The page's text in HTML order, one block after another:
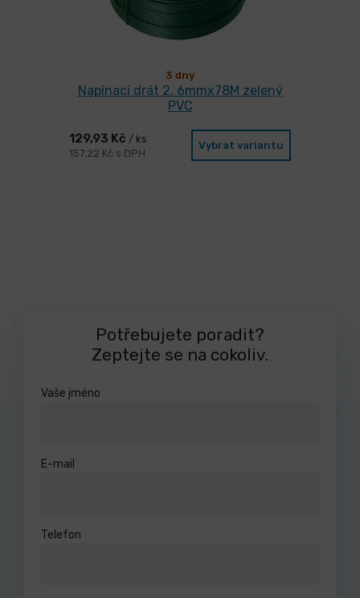
3 dny
Napínací drát 2. 6mmx78M zelený
PVC
129,93 Kč / ks
157,22 Kč s DPH
Vybrat variantu
Potřebujete poradit?
Zeptejte se na cokoliv.
Vaše jméno
E-mail
Telefon